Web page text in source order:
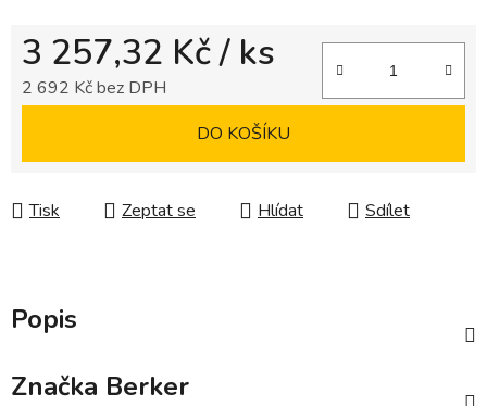
3 257,32 Kč/ ks
2 692 Kč bez DPH
DO KOŠÍKU
Tisk Zeptat se Hlídat Sdílet
Popis
Značka Berker